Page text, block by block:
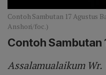
Contoh Sambutan 17 Agustus
Anshori/foc.)
Contoh Sambutan
Assalamualaikum Wr.